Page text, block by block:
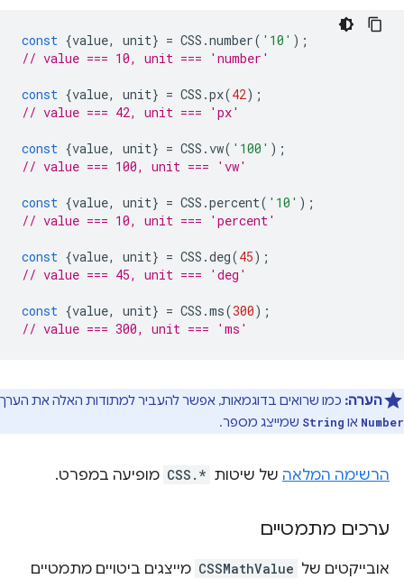
const {value, unit} = CSS .number( '10' );
// value === 10, unit === 'number'
const {value, unit} = CSS .px(42);
// value === 42, unit === 'px'
const {value, unit} = CSS .vw( '100' );
// value === 100, unit === 'vw'
const {value, unit} = CSS .percent( '10' );
// value === 10, unit === 'percent'
const {value, unit} = CSS .deg(45);
// value === 45, unit === 'deg'
const {value, unit} = CSS .ms(300);
// value === 300, unit === 'ms'
הערה: כמו שרואים בדוגמאות, אפשר להעביר למתודות האלה את הערך
Number או String שמייצג מספר.
הרשימה המלאה של שיטות CSS.* מופיעה במפרט.
ערכים מתמטיים
אובייקטים של CSSMathValue מייצגים ביטויים מתמטיים